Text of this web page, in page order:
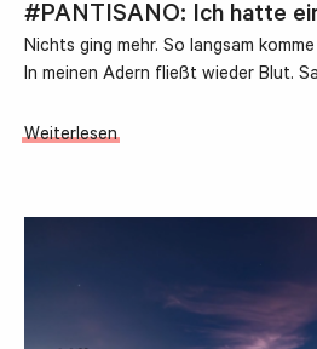
#PANTISANO: Ich hatte
Nichts ging mehr. So langsam
In meinen Adern fließt wieder Blut.
Weiterlesen